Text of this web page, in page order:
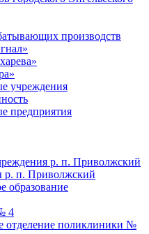
производств
учреждения
предприятия
р. п. Приволжский
р. п. Приволжский
образование
4
отделение поликлиники №